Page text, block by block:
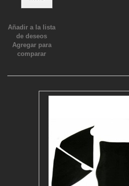
Añadir a la lista
de deseos
Agregar para
comparar